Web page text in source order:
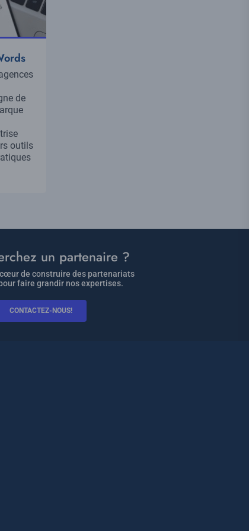
de
outils
un partenaire ?
de construire des partenariats
faire grandir nos expertises.
CONTACTEZ-NOUS!